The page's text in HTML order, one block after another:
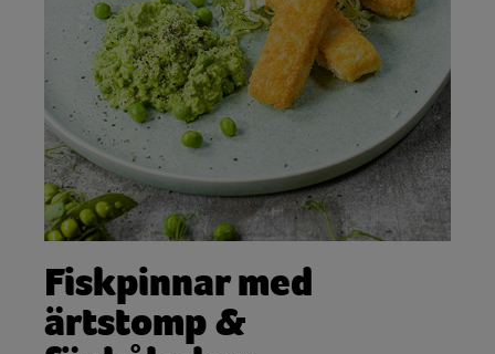
Fiskpinnar med
ärtstomp &